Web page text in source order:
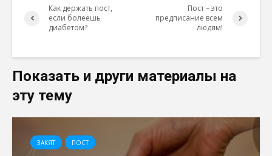
Как держать пост,
если болеешь
диабетом?
Пост – это
предписание всем
людям!
Показать и други материалы на
эту тему
ЗАКЯТ ПОСТ